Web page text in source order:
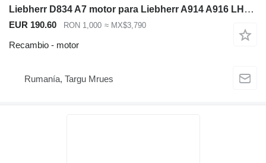
Liebherr D834 A7 motor para Liebherr A914 A916 LH22 LH24 excavadora
EUR 190.60 RON 1,000 ≈ MX$3,790
Recambio - motor
Rumanía, Targu Mrues